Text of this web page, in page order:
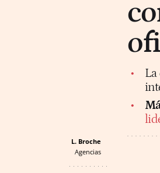
La
L. Broche
Agencias